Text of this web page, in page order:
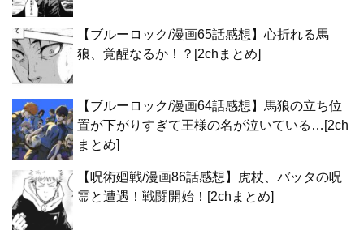
【ブルーロック/漫画65話感想】心折れる馬
狼、覚醒なるか！？[2chまとめ]
【ブルーロック/漫画64話感想】馬狼の立ち位
置が下がりすぎて王様の名が泣いている…[2ch
まとめ]
【呪術廻戦/漫画86話感想】虎杖、バッタの呪
霊と遭遇！戦闘開始！[2chまとめ]